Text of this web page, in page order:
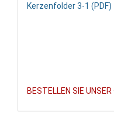
Kerzenfolder 3-1 (PDF)
BESTELLEN SIE